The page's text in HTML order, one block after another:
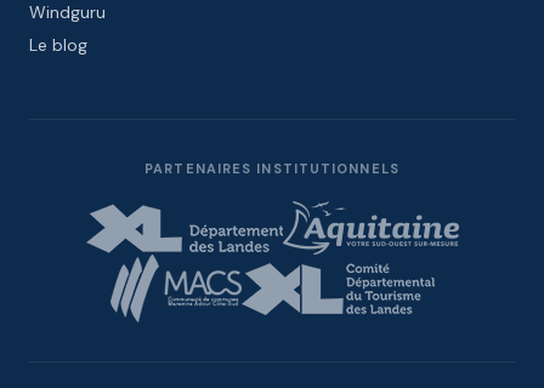
Windguru
Le blog
PARTENAIRES INSTITUTIONNELS